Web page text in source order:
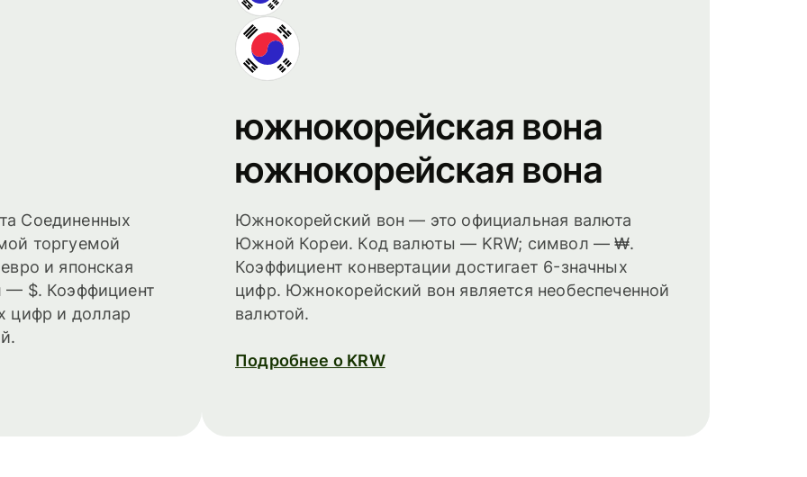
Соединенных
торгуемой
и японская
— $. Коэффициент
цифр и доллар
южнокорейская вона
южнокорейская вона
Южнокорейский вон — это официальная валюта
Южной Кореи. Код валюты — KRW; символ — ₩.
Коэффициент конвертации достигает 6-значных
цифр. Южнокорейский вон является необеспеченной
валютой.
Подробнее о KRW